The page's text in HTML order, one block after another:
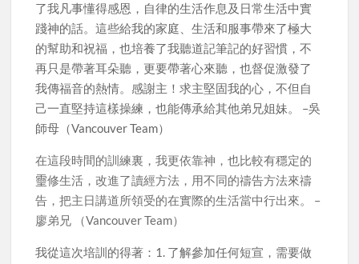
了我凡事懂得感恩，自律的生活作息及日常生活中實
踐神的話。這些給我的家庭、生活和服事帶來了極大
的幫助和祝福，也培養了我聽道記筆記的好習慣，不
再只是帶著耳朵聽，更要帶著心來聽，也督促激發了
我傳福音的熱情。感謝主！求主堅固我的心，不但自
己一直堅持這樣操練，也能傳承給其他弟兄姐妹。 –吳
師母（Vancouver Team）
在這段時間的訓練裏，我更依靠神，也比較有穩定的
𤫊修生活，改進了讀經方法，用不同的禱告方法來禱
告，把主日講道所領受的在實際的生活當中行出來。 –
廖弟兄 （Vancouver Team）
我從這次培訓的得著：1. 了解參加任何短宣，需要做